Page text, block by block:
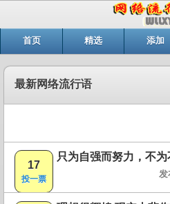
首页 精选 添加
最新网络流行语
17
投一票
只为自强而努力，不
发